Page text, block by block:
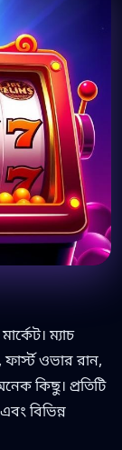
ম্যাচ
ওভার রান,
কিছু। প্রতিটি
বিভিন্ন